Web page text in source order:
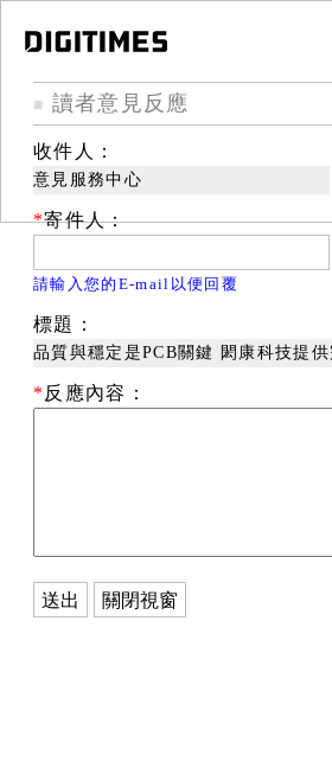
■ 讀者意見反應
收件人：
意見服務中心
*寄件人：
請輸入您的E-mail以便回覆
標題：
品質與穩定是PCB關鍵 閎康科技提
* 反應內容：